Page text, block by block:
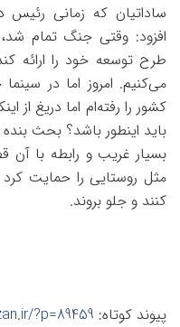
ساداتیان که زمانی رئیس
افزود: وقتی جنگ تمام
طرح توسعه خود را ارائه
می‌کنیم. امروز اما در
کشور را رفته‌ام اما دریغ از
باید اینطور باشد؟ بحث
بسیار غریب و رابطه با
مثل روستایی را حمایت
کنند و جلو بروند.
پیوند کوتاه: ?p=89459